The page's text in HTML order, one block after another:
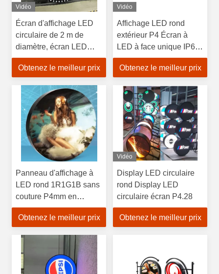
Vidéo
Écran d'affichage LED
circulaire de 2 m de
diamètre, écran LED
rond latéral pour
publicité extérieure
Obtenez le meilleur prix
Vidéo
Affichage LED rond
extérieur P4 Écran à
LED à face unique IP65
imperméable à l'eau
Obtenez le meilleur prix
Panneau d'affichage à
LED rond 1R1G1B sans
couture P4mm en
aluminium moulé sous
pression
Obtenez le meilleur prix
Vidéo
Display LED circulaire
rond Display LED
circulaire écran P4.28
Obtenez le meilleur prix